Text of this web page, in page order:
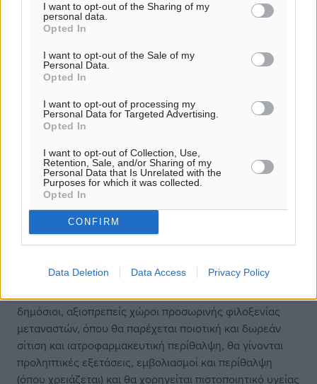
I want to opt-out of the Sharing of my
personal data.
Opted In
I want to opt-out of the Sale of my
Personal Data.
Opted In
I want to opt-out of processing my
Personal Data for Targeted Advertising.
Opted In
I want to opt-out of Collection, Use,
Retention, Sale, and/or Sharing of my
Personal Data that Is Unrelated with the
Purposes for which it was collected.
Opted In
CONFIRM
Data Deletion Data Access Privacy Policy
πλανήτη. Να δοθούν ταξιδιωτικά έγγραφα, παρά τις
απαγορεύσεις που θέτει το Δουβλίνο ΙΙ και η Συνθήκη
άλλες χώρες της ΕΕ. Να δοθεί άσυλο με δίκαιες και
γρήγορες διαδικασίες στους πρόσφυγες, θύματα των
δοθούν ταξιδιωτικά έγγραφα στους εκατοντάδες
χιλιάδες πρόσφυγες και μετανάστες που έχουν
η έξοδός τους προς τα κράτη που επιθυμούν. Να
νομιμοποιηθούν όσοι παραμένουν στην Ελλάδα. Το ΚΚΕ
είναι κατηγορηματικά αντίθετο στο να μένουν οι
μετανάστες και πρόσφυγες σε τρώγλες και θλιβερά
καταλύματα, όπως και να παραμένουν άστεγοι, να
κοιμούνται στους δρόμους και τις πλατείες. Είναι όμως
στρατόπεδα συγκέντρωσης, σε συνθήκες ακόμη πιο
δημόσιοι, αξιοπρεπείς χώροι προσωρινής φιλοξενίας
μεταναστών, όπου θα παρέχεται ποιοτική και δωρεάν
σίτιση και ιατροφαρμακευτική περίθαλψη, θα γίνονται
προληπτικές εξετάσεις, εμβολιασμοί και περίθαλψη
(όπου χρειάζεται) και θα χορηγείται πιστοποιητικό υγείας